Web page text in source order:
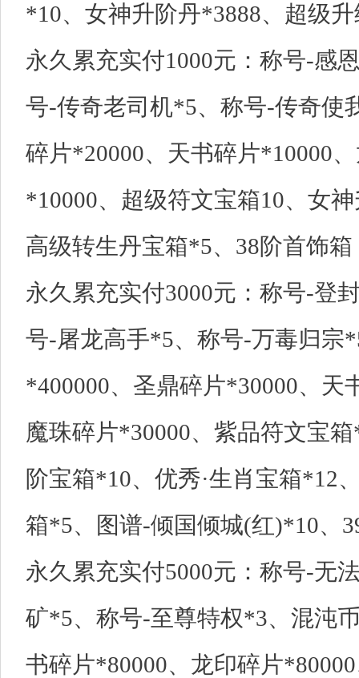
*10、女神升阶丹*3888、超级
永久累充实付1000元：称号-感
号-传奇老司机*5、称号-传奇使
碎片*20000、天书碎片*10000
*10000、超级符文宝箱10、女
高级转生丹宝箱*5、38阶首饰箱
永久累充实付3000元：称号-登
号-屠龙高手*5、称号-万毒归宗
*400000、圣鼎碎片*30000、天
魔珠碎片*30000、紫品符文宝
阶宝箱*10、优秀·生肖宝箱*12
箱*5、图谱-倾国倾城(红)*10、
永久累充实付5000元：称号-无
矿*5、称号-至尊特权*3、混沌
书碎片*80000、龙印碎片